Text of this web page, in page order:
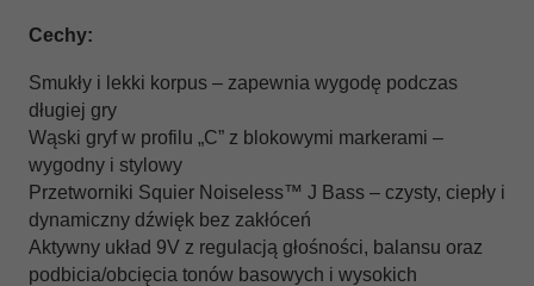
Cechy:
Smukły i lekki korpus – zapewnia wygodę podczas
długiej gry
Wąski gryf w profilu „C” z blokowymi markerami –
wygodny i stylowy
Przetworniki Squier Noiseless™ J Bass – czysty, ciepły i
dynamiczny dźwięk bez zakłóceń
Aktywny układ 9V z regulacją głośności, balansu oraz
podbicia/obcięcia tonów basowych i wysokich